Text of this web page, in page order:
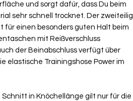
und sorgt dafür, dass Du beim
sehr schnell trocknet. Der zweiteilig
für einen besonders guten Halt beim
mit Reißverschluss
der Beinabschluss verfügt über
elastische Trainingshose Power im
in Knöchellänge gilt nur für die